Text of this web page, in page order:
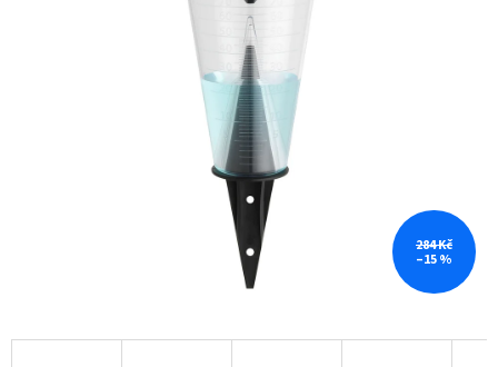
284 Kč
–15 %